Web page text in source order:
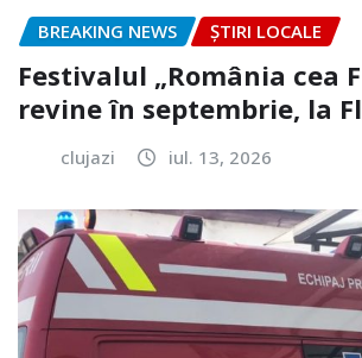
BREAKING NEWS ȘTIRI LOCALE
Festivalul „România cea
revine în septembrie, la
clujazi iul. 13, 2026